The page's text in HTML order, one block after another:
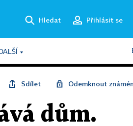
Hledat Přihlásit se
DALŠÍ
Sdílet Odemknout
dům.